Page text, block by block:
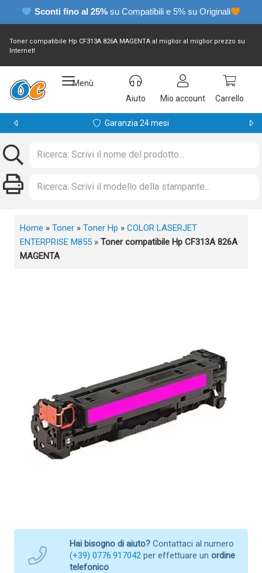
Sconti fino al 25% su Compatibili e 5% su Originali
Toner compatibile Hp CF313A 826A MAGENTA al miglior al miglior prezzo su
Internet!
Menù
Aiuto
Mio account Carrello
Garanzia 24 mesi
Home » Toner » Toner Hp » COLOR LASERJET
ENTERPRISE M855 » Toner compatibile Hp CF313A 826A
MAGENTA
Hai bisogno di aiuto? Contattaci al numero
(+39) 0776.917042 per effettuare un ordine
telefonico